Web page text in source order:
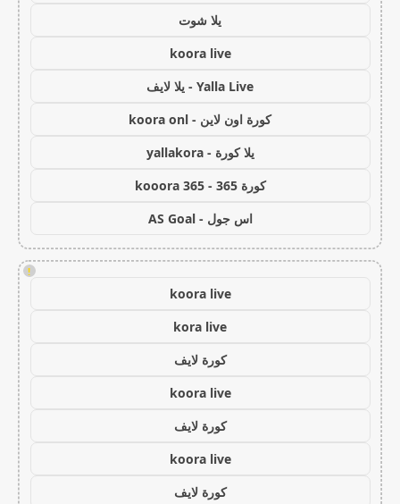
يلا شوت
koora live
Yalla Live - يلا لايف
كورة اون لاين - koora onl
يلا كورة - yallakora
كورة 365 - kooora 365
اس جول - AS Goal
!
koora live
kora live
كورة لايف
koora live
كورة لايف
koora live
كورة لايف